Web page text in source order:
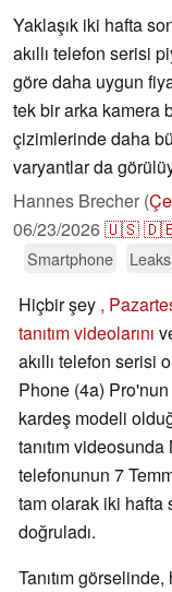
Yaklaşık iki hafta
akıllı telefon serisi
göre daha uygun
tek bir arka kamera
çizimlerinde daha
varyantlar da
Hannes Brecher (
06/23/2026🇺🇸
Smartphone
Hiçbir şey ,
tanıtım videolarını
akıllı telefon serisi
Phone (4a)
kardeş modeli
tanıtım videosunda
telefonunun 7
tam olarak iki hafta
doğruladı.
Tanıtım